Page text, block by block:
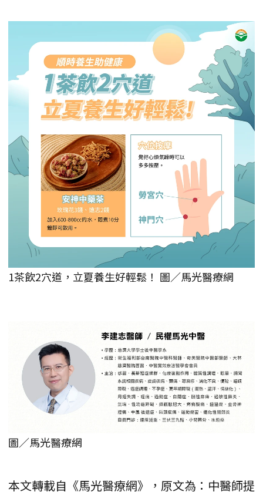
1茶飲2穴道，立夏養生好輕鬆！ 圖／馬光醫療網
圖／馬光醫療網
本文轉載自《馬光醫療網》，原文為：中醫師提